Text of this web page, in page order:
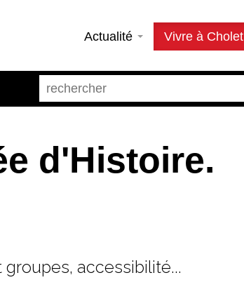
Actualité Vivre à Cholet
d'Histoire.
accessibilité...